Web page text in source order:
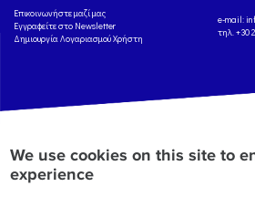
Eπικοινωνήστε μαζί μας
Εγγραφείτε στο Newsletter
Δημιουργία Λογαριασμού Χρήστη
e-mail:
τηλ. +30
We use cookies on this site to
experience